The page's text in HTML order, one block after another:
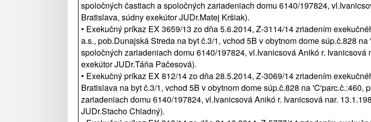
spoločných častiach a spoločných zariadeniach domu 6140/197824,
Bratislava, súdny exekútor JUDr.Matej Kršiak).
• Exekučný príkaz EX 3659/13 zo dňa 5.6.2014, Z-3114/14 zriadením
a.s., pob.Dunajská Streda na byt č.3/1, vchod 5B v obytnom dome súp.č.828
spoločných zariadeniach domu 6140/197824, vl.Ivanicsová Anikó r.
exekútor JUDr.Táňa Pačesová).
• Exekučný príkaz EX 812/14 zo dňa 28.5.2014, Z-3069/14 zriadením
Bratislava na byt č.3/1, vchod 5B v obytnom dome súp.č.828 na
zariadeniach domu 6140/197824, vl.Ivanicsová Anikó r. Ivanicsová nar.
JUDr.Stacho Chladný).